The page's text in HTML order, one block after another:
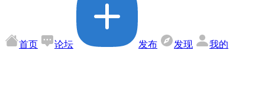
首页 论坛 发布 发现 我的